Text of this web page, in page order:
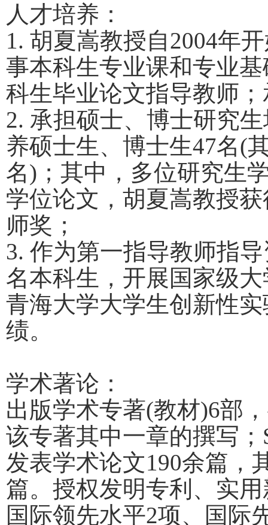
人才培养：
1. 胡夏嵩教授自2004年
事本科生专业课和专业
科生毕业论文指导教师
2. 承担硕士、博士研究
养硕士生、博士生47名(
名) ；其中，多位研究生
学位论文，胡夏嵩教授
师奖；
3. 作为第一指导教师指
名本科生，开展国家级
青海大学大学生创新性
绩。
学术著论：
出版学术专著(教材)6部
该专著其中一章的撰写；
发表学术论文190余篇，
篇。授权发明专利、实
国际领先水平2项、国际